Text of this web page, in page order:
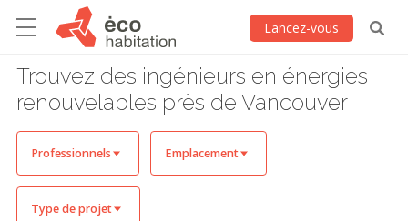
Lancez-vous
Trouvez des ingénieurs en énergies
renouvelables près de Vancouver
Professionnels Emplacement
Type de projet